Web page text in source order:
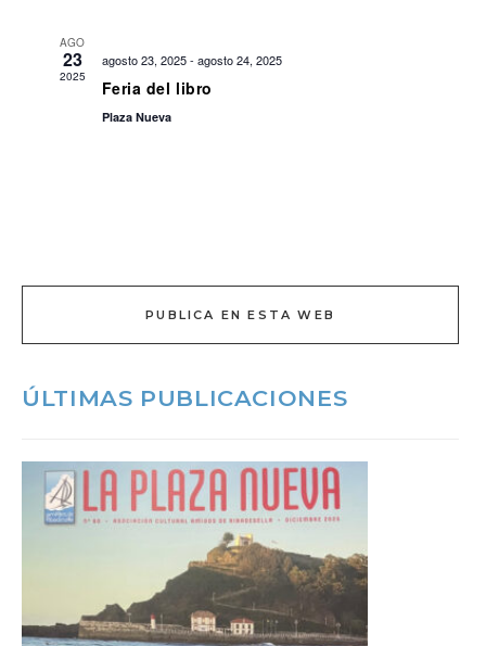
AGO
23
2025
agosto 23, 2025- agosto 24, 2025
Feria del libro
Plaza Nueva
PUBLICA EN ESTA WEB
ÚLTIMAS PUBLICACIONES